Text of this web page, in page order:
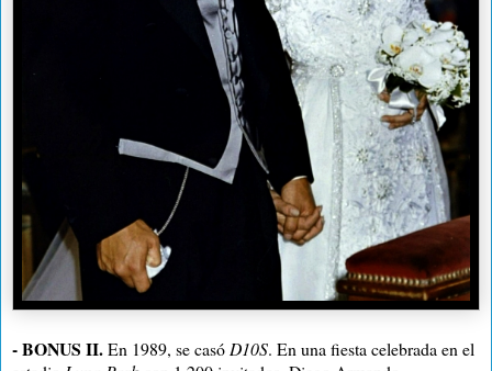
- BONUS II.En 1989, se casóD10S. En una fiesta celebrada en el